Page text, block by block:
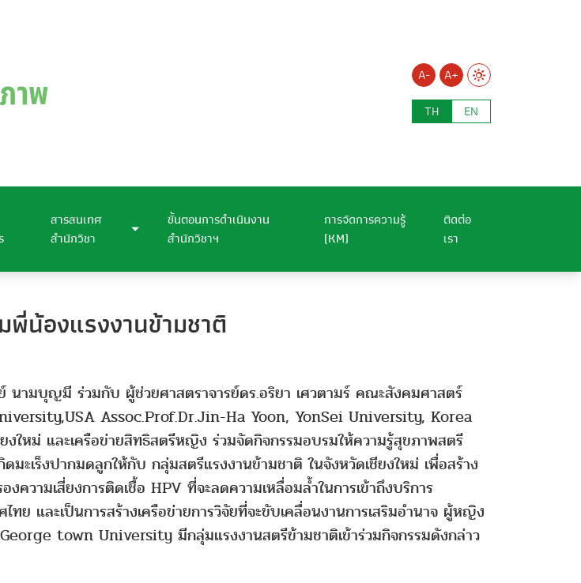
A-
A+
TH
EN
สารสนเทศ
สำนักวิชา
ขั้นตอนการดำเนินงาน
สำนักวิชาฯ
การจัดการความรู้
(KM)
ติดต่อ
เรา
น้องแรงงานข้ามชาติ
นามบุญมี ร่วมกับ ผู้ช่วยศาสตราจารย์ดร.อริยา เศวตามร์ คณะสังคมศาสตร์
Assoc.Prof.Dr.Jin-Ha Yoon, YonSei University, Korea
ใหม่ และเครือข่ายสิทธิสตรีหญิง ร่วมจัดกิจกรรมอบรมให้ความรู้สุขภาพสตรี
มะเร็งปากมดลูกให้กับ กลุ่มสตรีแรงงานข้ามชาติ ในจังหวัดเชียงใหม่ เพื่อสร้าง
วามเสี่ยงการติดเชื้อ HPV ที่จะลดความเหลื่อมล้ำในการเข้าถึงบริการ
และเป็นการสร้างเครือข่ายการวิจัยที่จะขับเคลื่อนงานการเสริมอำนาจ ผู้หญิง
town University มีกลุ่มแรงงานสตรีข้ามชาติเข้าร่วมกิจกรรมดังกล่าว